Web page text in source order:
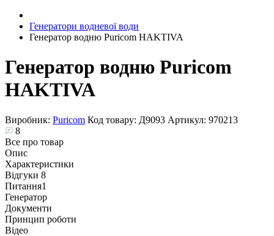
Генератори водневої води
Генератор водню Puricom HAKTIVA
Генератор водню Puricom
HAKTIVA
Виробник: Puricom Код товару: Д9093 Артикул: 970213
8
Все про товар
Опис
Характеристики
Відгуки 8
Питання1
Генератор
Документи
Принцип роботи
Відео